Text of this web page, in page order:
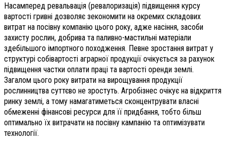
Насамперед ревальвація (ревалоризація) підвищення курсу
вартості гривні дозволяє зекономити на окремих складових
витрат на посівну компанію цього року, адже насіння, засоби
захисту рослин, добрива та паливно-мастильні матеріали
здебільшого імпортного походження. Певне зростання витрат у
структурі собівартості аграрної продукції очікується за рахунок
підвищення частки оплати праці та вартості оренди землі.
Загалом цього року витрати на вирощування продукції
рослинництва суттєво не зростуть. Агробізнес очікує на відкриття
ринку землі, а тому намагатиметься сконцентрувати власні
обмеженні фінансові ресурси для її придбання, тобто більш
оптимально їх витрачати на посівну кампанію та оптимізувати
технології.